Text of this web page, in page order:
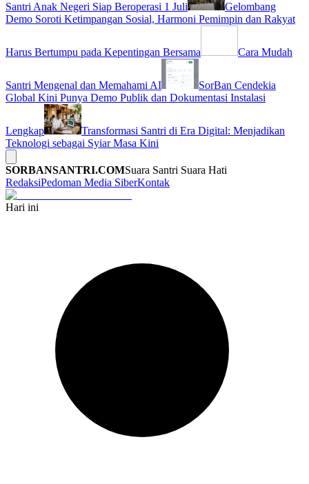
Santri Anak Negeri Siap Beroperasi 1 Juli
Gelombang
Demo Soroti Ketimpangan Sosial, Harmoni Pemimpin dan Rakyat
Harus Bertumpu pada Kepentingan Bersama Cara Mudah
Santri Mengenal dan Memahami AI
SorBan Cendekia
Global Kini Punya Demo Publik dan Dokumentasi Instalasi
Lengkap
Transformasi Santri di Era Digital: Menjadikan
Teknologi sebagai Syiar Masa Kini
SORBANSANTRI.COMSuara Santri Suara Hati
RedaksiPedoman Media SiberKontak
Hari ini